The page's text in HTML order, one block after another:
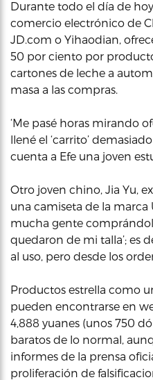
Durante todo el día de
comercio electrónico de
JD.com o Yihaodian,
50 por ciento por
cartones de leche a
masa a las compras.
‘Me pasé horas mirando
llené el ‘carrito’
cuenta a Efe una joven
Otro joven chino, Jia Yu,
una camiseta de la marca
mucha gente
quedaron de mi talla’; es
al uso, pero desde los
Productos estrella como
pueden encontrarse en
4,888 yuanes (unos 750
baratos de lo normal,
informes de la prensa
proliferación de